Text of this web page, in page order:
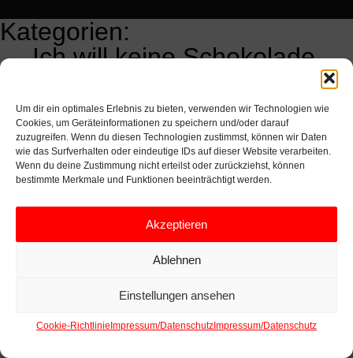
Um dir ein optimales Erlebnis zu bieten, verwenden wir Technologien wie
Cookies, um Geräteinformationen zu speichern und/oder darauf
zuzugreifen. Wenn du diesen Technologien zustimmst, können wir Daten
wie das Surfverhalten oder eindeutige IDs auf dieser Website verarbeiten.
Wenn du deine Zustimmung nicht erteilst oder zurückziehst, können
bestimmte Merkmale und Funktionen beeinträchtigt werden.
Akzeptieren
Ablehnen
Einstellungen ansehen
Cookie-Richtlinie Impressum/Datenschutz Impressum/Datenschutz
Kategorien:
KALENDERSNAVIGATION
←Ich will keine Schokolade…